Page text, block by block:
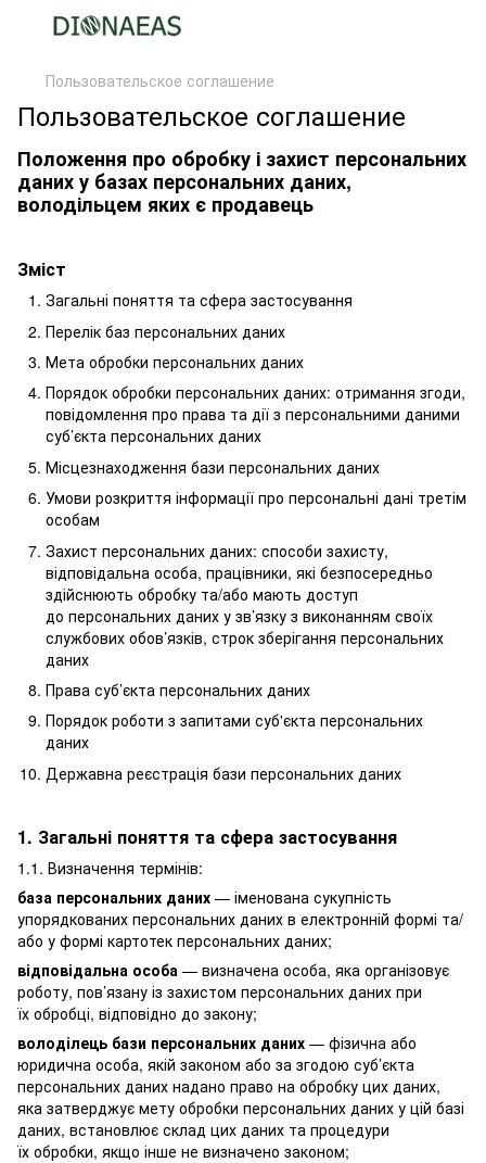
Пользовательское соглашение
Пользовательское соглашение
Положення про обробку і захист персональних
даних у базах персональних даних,
володільцем яких є продавець
Зміст
Загальні поняття та сфера застосування
Перелік баз персональних даних
Мета обробки персональних даних
Порядок обробки персональних даних: отримання згоди,
повідомлення про права та дії з персональними даними
суб’єкта персональних даних
Місцезнаходження бази персональних даних
Умови розкриття інформації про персональні дані третім
особам
Захист персональних даних: способи захисту,
відповідальна особа, працівники, які безпосередньо
здійснюють обробку та/або мають доступ
до персональних даних у зв’язку з виконанням своїх
службових обов’язків, строк зберігання персональних
даних
Права суб’єкта персональних даних
Порядок роботи з запитами суб'єкта персональних
даних
Державна реєстрація бази персональних даних
1. Загальні поняття та сфера застосування
1.1. Визначення термінів:
база персональних даних — іменована сукупність
упорядкованих персональних даних в електронній формі та/
або у формі картотек персональних даних;
відповідальна особа — визначена особа, яка організовує
роботу, пов’язану із захистом персональних даних при
їх обробці, відповідно до закону;
володілець бази персональних даних — фізична або
юридична особа, якій законом або за згодою суб’єкта
персональних даних надано право на обробку цих даних,
яка затверджує мету обробки персональних даних у цій базі
даних, встановлює склад цих даних та процедури
їх обробки, якщо інше не визначено законом;